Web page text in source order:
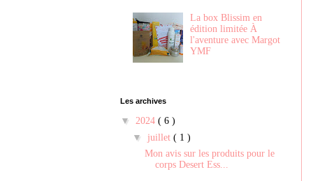
La box Blissim en
édition limitée À
l'aventure avec Margot
YMF
Les archives
▼ 2024 ( 6 )
▼ juillet ( 1 )
Mon avis sur les produits pour le
corps Desert Ess...